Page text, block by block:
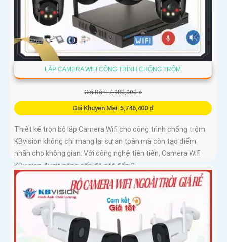
LẮP CAMERA WIFI CÔNG TRÌNH CHỐNG TRỘM
Giá Bán: 7,980,000 ₫
Giá Khuyến Mại: 5,746,400 ₫
Thiết kế trọn bộ lắp Camera Wifi cho công trình chống trộm
KBvision không chỉ mang lại sự an toàn mà còn tạo điểm
nhấn cho không gian. Với công nghệ tiên tiến, Camera Wifi
KBvision được nâng cấp độ nét đến 2